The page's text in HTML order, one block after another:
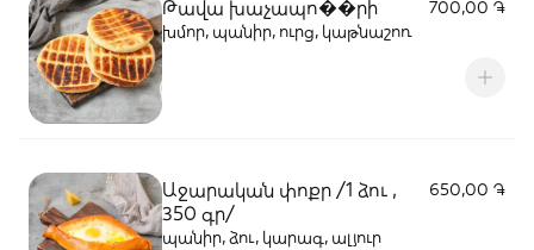
Թավա խաչապո��րի
700,00 ֏
խմոր, պանիր, ուրց, կաթնաշոռ
Աջարական փոքր /1 ձու ,
350 գր/
650,00 ֏
պանիր, ձու, կարագ, ալյուր